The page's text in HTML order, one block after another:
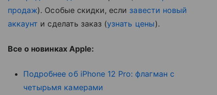
продаж). Особые скидки, если завести новый
аккаунт и сделать заказ (узнать цены).
Все о новинках Apple:
Подробнее об iPhone 12 Pro: флагман с
четырьмя камерами